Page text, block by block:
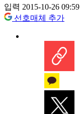
입력 2015-10-26 09:59
선호매체 추가